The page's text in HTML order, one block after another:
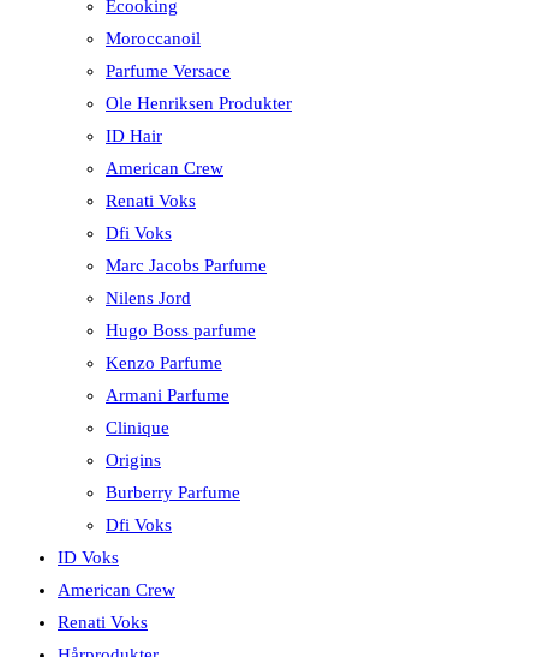
Ecooking
Moroccanoil
Parfume Versace
Ole Henriksen Produkter
ID Hair
American Crew
Renati Voks
Dfi Voks
Marc Jacobs Parfume
Nilens Jord
Hugo Boss parfume
Kenzo Parfume
Armani Parfume
Clinique
Origins
Burberry Parfume
Dfi Voks
ID Voks
American Crew
Renati Voks